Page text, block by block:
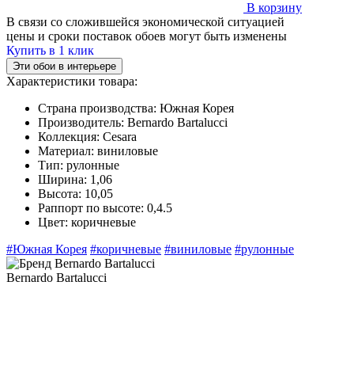
В корзину
В связи со сложившейся экономической ситуацией
цены и сроки поставок обоев могут быть изменены
Купить в 1 клик
Эти обои в интерьере
Характеристики товара:
Страна производства: Южная Корея
Производитель: Bernardo Bartalucci
Коллекция: Cesara
Материал: виниловые
Тип: рулонные
Ширина: 1,06
Высота: 10,05
Раппорт по высоте: 0,4.5
Цвет: коричневые
#Южная Корея #коричневые #виниловые #рулонные
Bernardo Bartalucci